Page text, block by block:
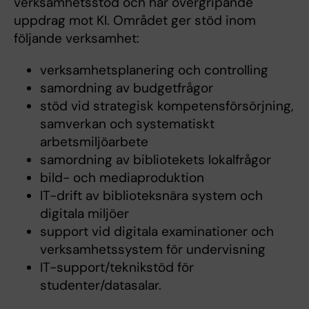
uppdrag mot KI. Området ger stöd inom
följande verksamhet:
verksamhetsplanering och controlling
samordning av budgetfrågor
stöd vid strategisk kompetensförsörjning,
samverkan och systematiskt
arbetsmiljöarbete
samordning av bibliotekets lokalfrågor
bild- och mediaproduktion
IT-drift av biblioteksnära system och
digitala miljöer
support vid digitala examinationer och
verksamhetssystem för undervisning
IT-support/teknikstöd för
studenter/datasalar.